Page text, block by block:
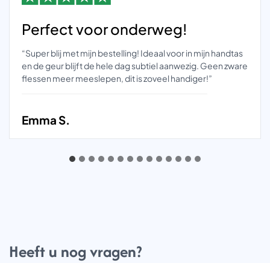
Perfect voor onderweg!
“Super blij met mijn bestelling! Ideaal voor in mijn handtas
en de geur blijft de hele dag subtiel aanwezig. Geen zware
flessen meer meeslepen, dit is zoveel handiger!”
Emma S.
Heeft u nog vragen?